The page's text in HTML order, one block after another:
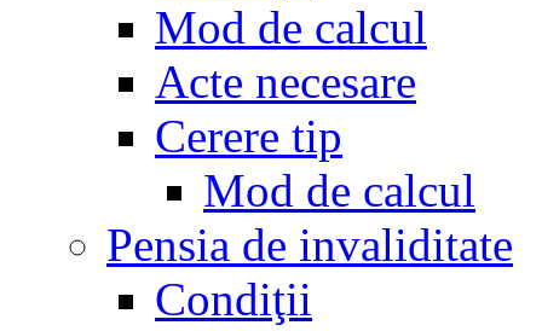
Mod de calcul
Acte necesare
Cerere tip
Mod de calcul
Pensia de invaliditate
Condiţii